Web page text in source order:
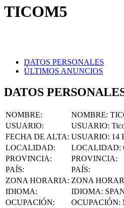
TICOM5
DATOS PERSONALES
ÚLTIMOS ANUNCIOS
DATOS
NOMBRE: NOMBRE:
USUARIO: USUARIO:
FECHA DE ALTA: USUARIO: 14
LOCALIDAD: LOCALIDAD:
PROVINCIA:
PROVINCIA:
PAÍS:
PAÍS:
ZONA HORARIA: ZONA
IDIOMA: IDIOMA:
OCUPACIÓN: OCUPACIÓN: